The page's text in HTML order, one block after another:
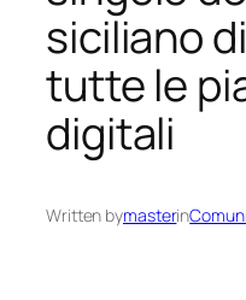
siciliano
tutte le
digitali
Written bymasterin